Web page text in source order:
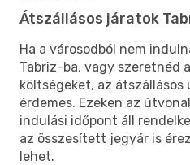
Átszállásos járatok
Ha a városodból nem
Tabriz-ba, vagy szeretnéd
költségeket, az
érdemes. Ezeken az
indulási időpont áll
az összesített jegyár is
lehet.